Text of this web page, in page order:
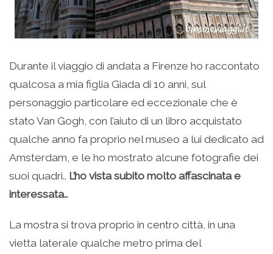
Durante il viaggio di andata a Firenze ho raccontato
qualcosa a mia figlia Giada di 10 anni, sul
personaggio particolare ed eccezionale che è
stato Van Gogh, con l’aiuto di un libro acquistato
qualche anno fa proprio nel museo a lui dedicato ad
Amsterdam, e le ho mostrato alcune fotografie dei
suoi quadri.. L’ho vista subito molto affascinata e
interessata..
La mostra si trova proprio in centro città, in una
vietta laterale qualche metro prima del